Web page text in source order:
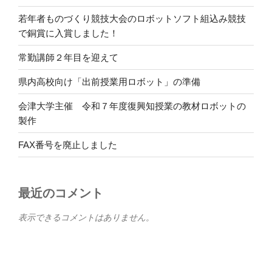
若年者ものづくり競技大会のロボットソフト組込み競技
で銅賞に入賞しました！
常勤講師２年目を迎えて
県内高校向け「出前授業用ロボット」の準備
会津大学主催 令和７年度復興知授業の教材ロボットの
製作
FAX番号を廃止しました
最近のコメント
表示できるコメントはありません。